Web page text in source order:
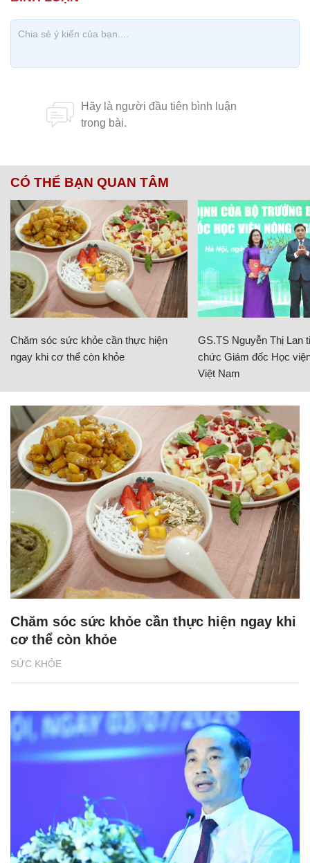
CÓ THỂ BẠN QUAN TÂM
Chăm sóc sức khỏe cần thực hiện
ngay khi cơ thể còn khỏe
GS.TS Nguyễn Thị Lan
chức Giám đốc Học
Việt Nam
SỨC KHỎE
Chăm sóc sức khỏe cần thực hiện ngay khi
cơ thể còn khỏe